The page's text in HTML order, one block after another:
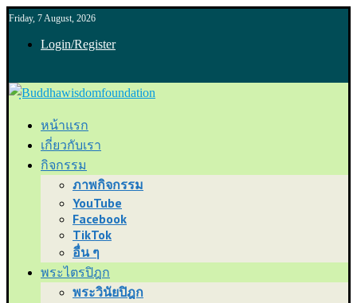
Friday, 7 August, 2026
Login/Register
หน้าแรก
เกี่ยวกับเรา
กิจกรรม
ภาพกิจกรรม
YouTube
Facebook
TikTok
อื่น ๆ
พระไตรปิฎก
พระวินัยปิฎก